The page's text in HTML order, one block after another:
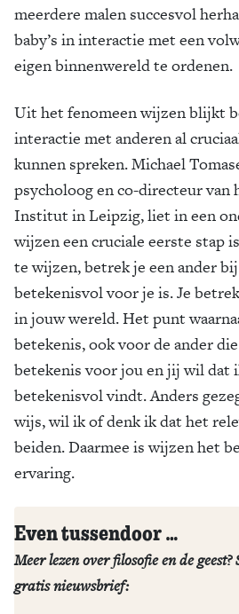
meerdere malen succesvol
baby’s in interactie met een
eigen binnenwereld te ordenen.
Uit het fenomeen wijzen blijkt
interactie met anderen al
kunnen spreken. Michael
psycholoog en co-directeur van
Institut in Leipzig, liet in een
wijzen een cruciale eerste stap
te wijzen, betrek je een ander
betekenisvol voor je is. Je
in jouw wereld. Het punt
betekenis, ook voor de ander
betekenis voor jou en jij wil dat
betekenisvol vindt. Anders
wijs, wil ik of denk ik dat het
beiden. Daarmee is wijzen het
ervaring.
Even tussendoor …
Meer lezen over filosofie en de
gratis nieuwsbrief: